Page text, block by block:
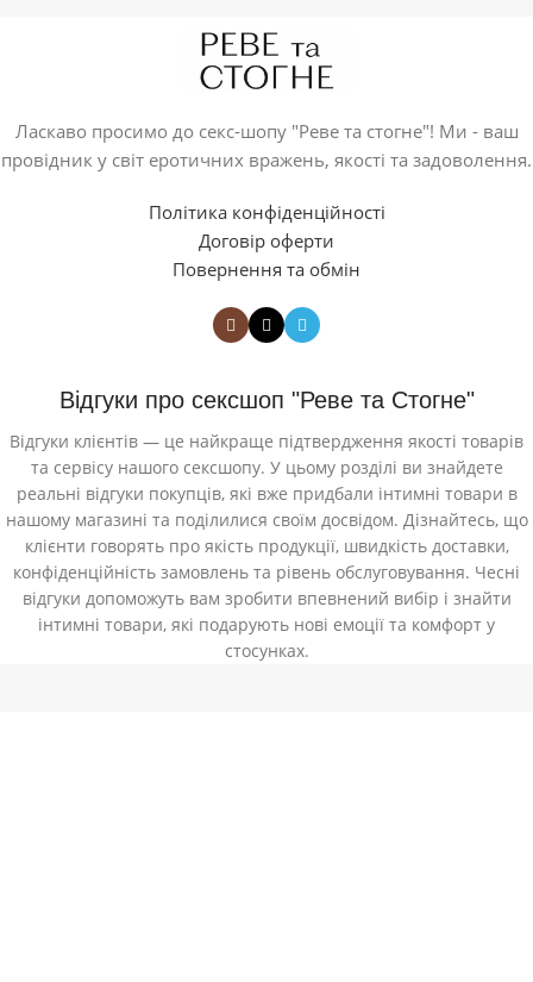
Ласкаво просимо до секс-шопу "Реве та стогне"! Ми - ваш
провідник у світ еротичних вражень, якості та задоволення.
Політика конфіденційності
Договір оферти
Повернення та обмін
Відгуки про сексшоп "Реве та Стогне"
Відгуки клієнтів — це найкраще підтвердження якості товарів
та сервісу нашого сексшопу. У цьому розділі ви знайдете
реальні відгуки покупців, які вже придбали інтимні товари в
нашому магазині та поділилися своїм досвідом. Дізнайтесь, що
клієнти говорять про якість продукції, швидкість доставки,
конфіденційність замовлень та рівень обслуговування. Чесні
відгуки допоможуть вам зробити впевнений вибір і знайти
інтимні товари, які подарують нові емоції та комфорт у
стосунках.